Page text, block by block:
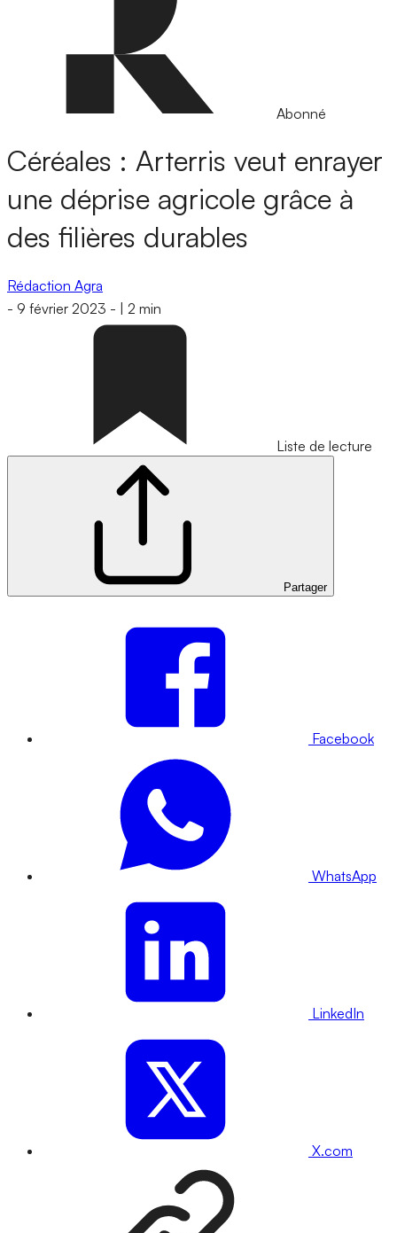
Abonné
Céréales : Arterris veut enrayer
une déprise agricole grâce à
des filières durables
Rédaction Agra
- 9 février 2023 - 2 min
Liste de lecture
Partager
Facebook
WhatsApp
LinkedIn
X.com